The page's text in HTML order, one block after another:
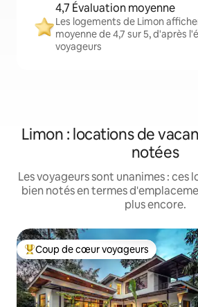
4,7 Évaluation moyenne
Les logements de Limon
moyenne de 4,7 sur 5, d'après
voyageurs
Limon : locations de
notées
Les voyageurs sont unanimes : ces
bien notés en termes
plus encore.
Coups de cœur voyageurs les plus
Coup de cœur voyageurs